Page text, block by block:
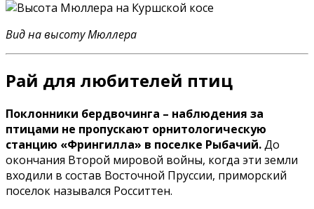
Вид на высоту Мюллера
Рай для любителей птиц
Поклонники бердвочинга – наблюдения за
птицами не пропускают орнитологическую
станцию «Фрингилла» в поселке Рыбачий.До
окончания Второй мировой войны, когда эти земли
входили в состав Восточной Пруссии, приморский
поселок назывался Росситтен.